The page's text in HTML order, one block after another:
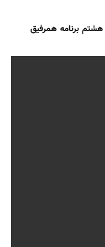
برنامه همرفیق